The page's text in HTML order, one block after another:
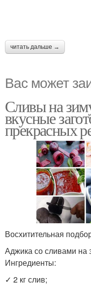
читать дальше →
Вас может
Сливы на
вкусные
прекрасных
Восхитительная
Аджика со сливами на
Ингредиенты:
✓ 2 кг слив;